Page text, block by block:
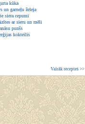
kūka
un garneļu želeja
siera cepumi
ar sieru un mēli
punšs
kokteilis
Vairāk receptes >>